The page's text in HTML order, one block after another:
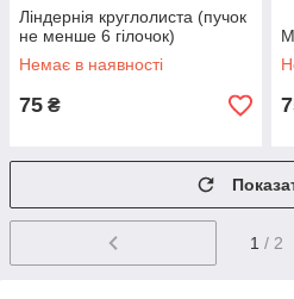
Ліндернія круглолиста (пучок
не менше 6 гілочок)
Немає в наявності
75 ₴
1 / 2